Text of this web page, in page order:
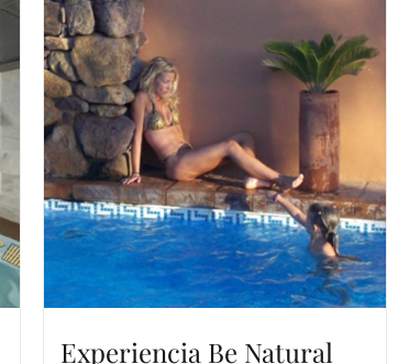
Experiencia Be Natural